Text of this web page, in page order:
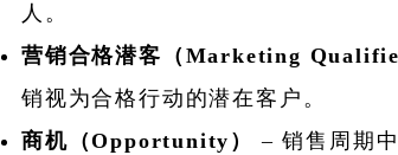
人。
营销合格潜客（ Marketing
销视为合格行动的潜在客户。
商机（Opportunity）
– 销售周期